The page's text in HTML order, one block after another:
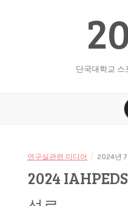
단국대학교 스
연구실관련 미디어 / 2024년 7
2024